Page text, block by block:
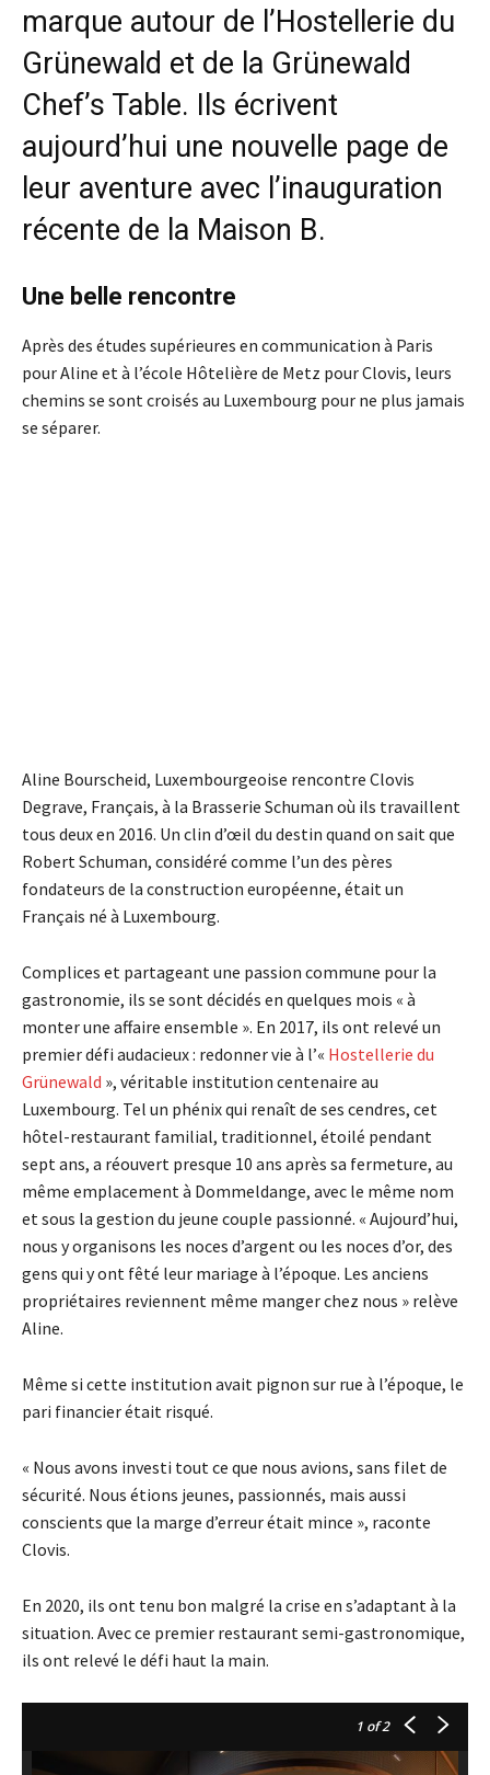
marque autour de l’Hostellerie du
Grünewald et de la Grünewald
Chef’s Table. Ils écrivent
aujourd’hui une nouvelle page de
leur aventure avec l’inauguration
récente de la Maison B.
Une belle rencontre
Après des études supérieures en communication à Paris
pour Aline et à l’école Hôtelière de Metz pour Clovis, leurs
chemins se sont croisés au Luxembourg pour ne plus jamais
se séparer.
Aline Bourscheid, Luxembourgeoise rencontre Clovis
Degrave, Français, à la Brasserie Schuman où ils travaillent
tous deux en 2016. Un clin d’œil du destin quand on sait que
Robert Schuman, considéré comme l’un des pères
fondateurs de la construction européenne, était un
Français né à Luxembourg.
Complices et partageant une passion commune pour la
gastronomie, ils se sont décidés en quelques mois « à
monter une affaire ensemble ». En 2017, ils ont relevé un
premier défi audacieux : redonner vie à l’« Hostellerie du
Grünewald », véritable institution centenaire au
Luxembourg. Tel un phénix qui renaît de ses cendres, cet
hôtel-restaurant familial, traditionnel, étoilé pendant
sept ans, a réouvert presque 10 ans après sa fermeture, au
même emplacement à Dommeldange, avec le même nom
et sous la gestion du jeune couple passionné. « Aujourd’hui,
nous y organisons les noces d’argent ou les noces d’or, des
gens qui y ont fêté leur mariage à l’époque. Les anciens
propriétaires reviennent même manger chez nous » relève
Aline.
Même si cette institution avait pignon sur rue à l’époque, le
pari financier était risqué.
« Nous avons investi tout ce que nous avions, sans filet de
sécurité. Nous étions jeunes, passionnés, mais aussi
conscients que la marge d’erreur était mince », raconte
Clovis.
En 2020, ils ont tenu bon malgré la crise en s’adaptant à la
situation. Avec ce premier restaurant semi-gastronomique,
ils ont relevé le défi haut la main.
1 of 2